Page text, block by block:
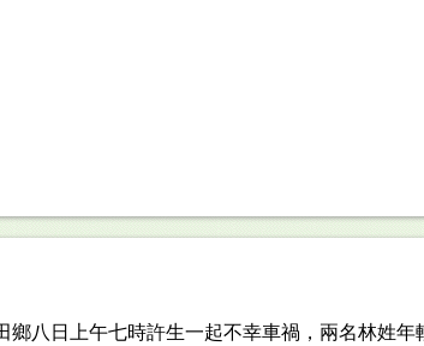
鄉八日上午七時許生一起不幸車禍，兩名林姓